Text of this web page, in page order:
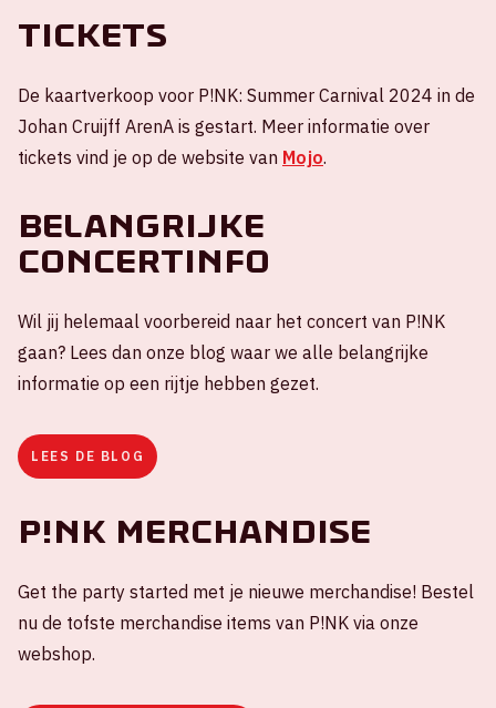
Tickets
De kaartverkoop voor P!NK: Summer Carnival 2024 in de
Johan Cruijff ArenA is gestart. Meer informatie over
tickets vind je op de website van Mojo.
Belangrijke
concertinfo
Wil jij helemaal voorbereid naar het concert van P!NK
gaan? Lees dan onze blog waar we alle belangrijke
informatie op een rijtje hebben gezet.
LEES DE BLOG
P!NK Merchandise
Get the party started met je nieuwe merchandise! Bestel
nu de tofste merchandise items van P!NK via onze
webshop.